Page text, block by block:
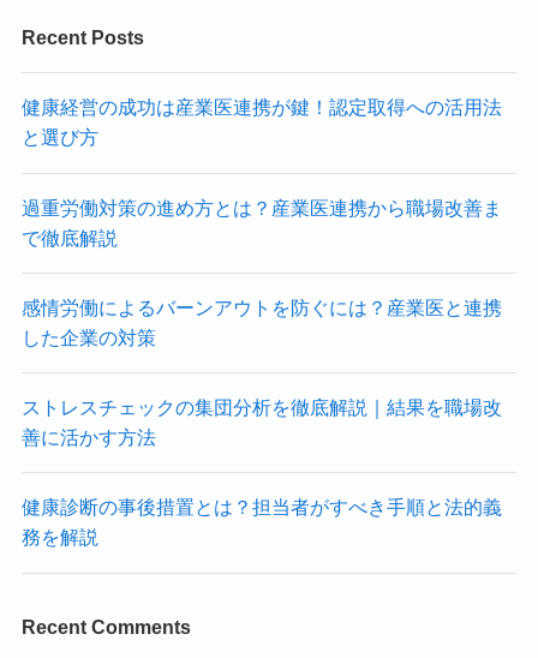
Recent Posts
健康経営の成功は産業医連携が鍵！認定取得への活用法
と選び方
過重労働対策の進め方とは？産業医連携から職場改善ま
で徹底解説
感情労働によるバーンアウトを防ぐには？産業医と連携
した企業の対策
ストレスチェックの集団分析を徹底解説｜結果を職場改
善に活かす方法
健康診断の事後措置とは？担当者がすべき手順と法的義
務を解説
Recent Comments